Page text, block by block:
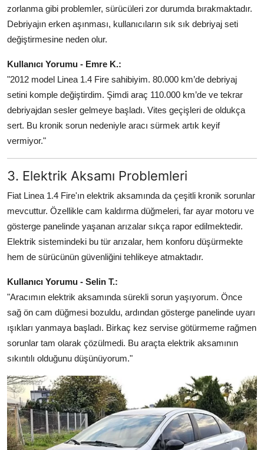
zorlanma gibi problemler, sürücüleri zor durumda bırakmaktadır.
Debriyajın erken aşınması, kullanıcıların sık sık debriyaj seti
değiştirmesine neden olur.
Kullanıcı Yorumu - Emre K.:
"2012 model Linea 1.4 Fire sahibiyim. 80.000 km’de debriyaj
setini komple değiştirdim. Şimdi araç 110.000 km’de ve tekrar
debriyajdan sesler gelmeye başladı. Vites geçişleri de oldukça
sert. Bu kronik sorun nedeniyle aracı sürmek artık keyif
vermiyor."
3. Elektrik Aksamı Problemleri
Fiat Linea 1.4 Fire'ın elektrik aksamında da çeşitli kronik sorunlar
mevcuttur. Özellikle cam kaldırma düğmeleri, far ayar motoru ve
gösterge panelinde yaşanan arızalar sıkça rapor edilmektedir.
Elektrik sistemindeki bu tür arızalar, hem konforu düşürmekte
hem de sürücünün güvenliğini tehlikeye atmaktadır.
Kullanıcı Yorumu - Selin T.:
"Aracımın elektrik aksamında sürekli sorun yaşıyorum. Önce
sağ ön cam düğmesi bozuldu, ardından gösterge panelinde uyarı
ışıkları yanmaya başladı. Birkaç kez servise götürmeme rağmen
sorunlar tam olarak çözülmedi. Bu araçta elektrik aksamının
sıkıntılı olduğunu düşünüyorum."